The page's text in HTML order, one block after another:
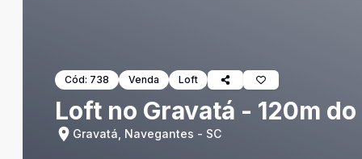
Cód: 738 Venda Loft
Loft no Gravatá - 120m
Gravatá, Navegantes - SC